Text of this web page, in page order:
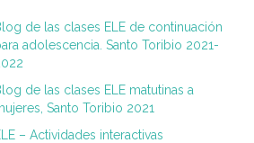
de las clases ELE de continuación
adolescencia. Santo Toribio 2021-
de las clases ELE matutinas a
Santo Toribio 2021
– Actividades interactivas